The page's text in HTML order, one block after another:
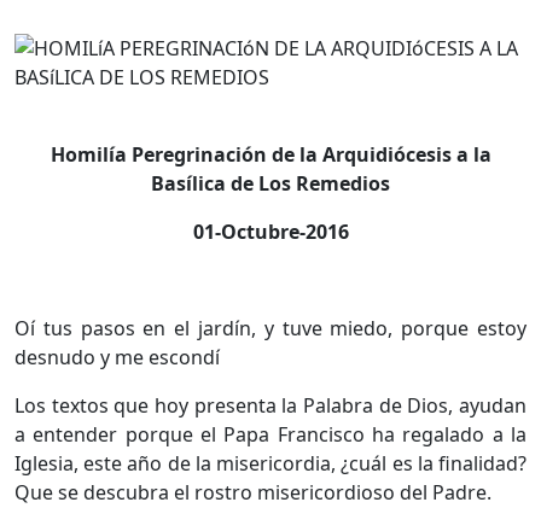
Homilía Peregrinación de la Arquidiócesis a la
Basílica de Los Remedios
01-Octubre-2016
Oí tus pasos en el jardín, y tuve miedo, porque estoy
desnudo y me escondí
Los textos que hoy presenta la Palabra de Dios, ayudan
a entender porque el Papa Francisco ha regalado a la
Iglesia, este año de la misericordia, ¿cuál es la finalidad?
Que se descubra el rostro misericordioso del Padre.